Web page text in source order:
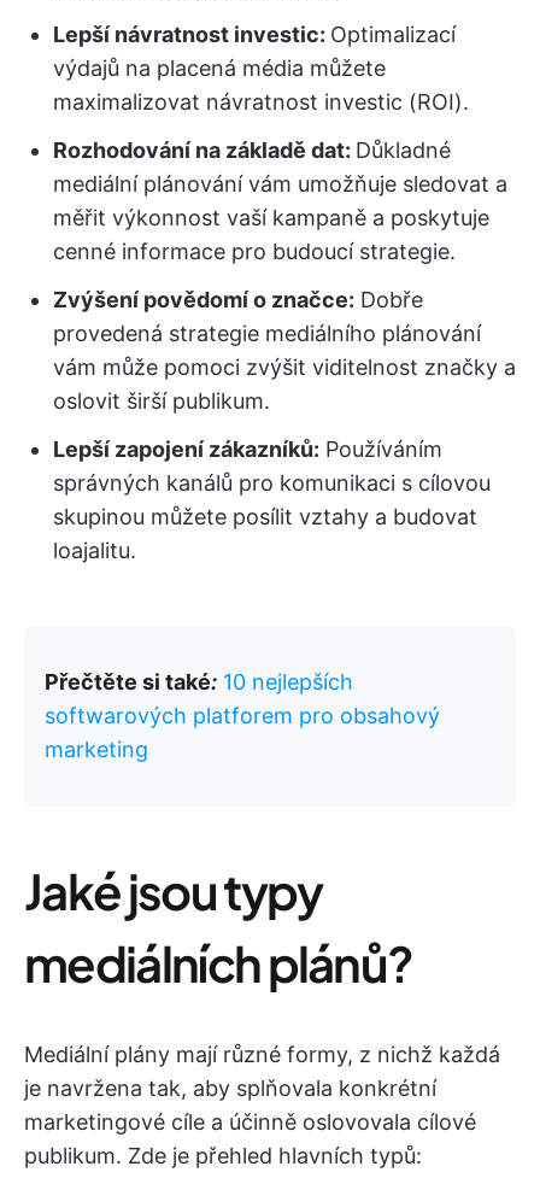
Lepší návratnost investic: Optimalizací
výdajů na placená média můžete
maximalizovat návratnost investic (ROI).
Rozhodování na základě dat: Důkladné
mediální plánování vám umožňuje sledovat a
měřit výkonnost vaší kampaně a poskytuje
cenné informace pro budoucí strategie.
Zvýšení povědomí o značce: Dobře
provedená strategie mediálního plánování
vám může pomoci zvýšit viditelnost značky a
oslovit širší publikum.
Lepší zapojení zákazníků: Používáním
správných kanálů pro komunikaci s cílovou
skupinou můžete posílit vztahy a budovat
loajalitu.
Přečtěte si také: 10 nejlepších
softwarových platforem pro obsahový
marketing
Jaké jsou typy
mediálních plánů?
Mediální plány mají různé formy, z nichž každá
je navržena tak, aby splňovala konkrétní
marketingové cíle a účinně oslovovala cílové
publikum. Zde je přehled hlavních typů: